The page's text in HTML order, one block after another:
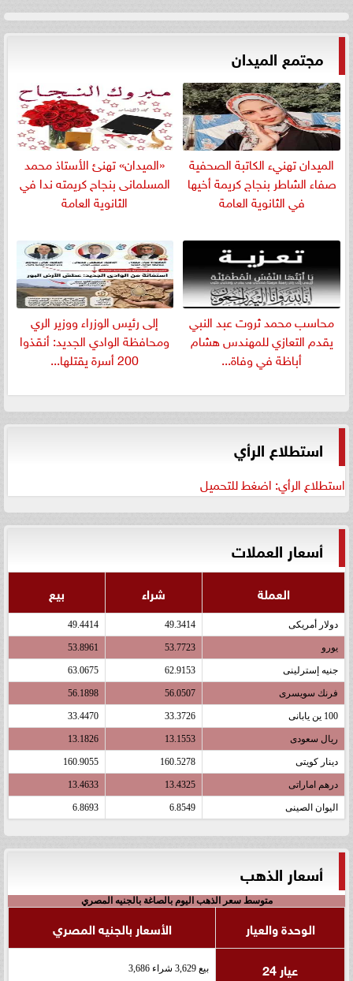
مجتمع الميدان
الميدان تهنيء الكاتبة الصحفية
صفاء الشاطر بنجاج كريمة أخيها
في الثانوية العامة
«الميدان» تهنئ الأستاذ محمد
المسلمانى بنجاح كريمته ندا في
الثانوية العامة
​محاسب محمد ثروت عبد النبي
يقدم التعازي للمهندس هشام
أباظة في وفاة...
إلى رئيس الوزراء ووزير الري
ومحافظة الوادي الجديد: أنقذوا
200 أسرة يقتلها...
استطلاع الرأي
استطلاع الرأي: اضغط للتحميل
أسعار العملات
العملة شراء بيع
دولار أمريكى 49.3414
49.4414
يورو 53.7723
53.8961
جنيه إسترلينى 62.9153
63.0675
فرنك سويسرى 56.0507
56.1898
100 ين يابانى 33.3726
33.4470
ريال سعودى 13.1553
13.1826
دينار كويتى 160.5278
160.9055
درهم اماراتى 13.4325
13.4633
اليوان الصينى 6.8549
6.8693
أسعار الذهب
متوسط سعر الذهب اليوم بالصاغة بالجنيه المصري
الوحدة والعيار
الأسعار بالجنيه المصري
عيار 24
بيع 3,629 شراء 3,686